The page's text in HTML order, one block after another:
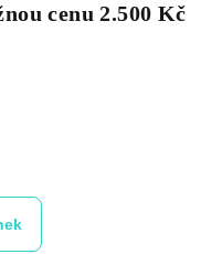
cenu 2.500 Kč